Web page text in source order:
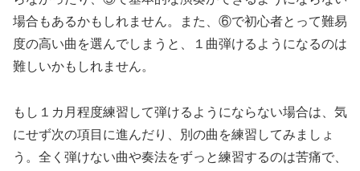
場合もあるかもしれません。また、⑥で初心者とって難易
度の高い曲を選んでしまうと、１曲弾けるようになるのは
難しいかもしれません。
もし１カ月程度練習して弾けるようにならない場合は、気
にせず次の項目に進んだり、別の曲を練習してみましょ
う。全く弾けない曲や奏法をずっと練習するのは苦痛で、